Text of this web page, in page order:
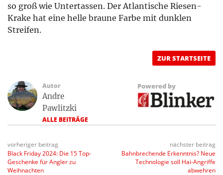
so groß wie Untertassen. Der Atlantische Riesen-
Krake hat eine helle braune Farbe mit dunklen
Streifen.
ZUR STARTSEITE
Autor
Andre
Pawlitzki
ALLE BEITRÄGE
Powered by
vorheriger beitrag
Black Friday 2024: Die 15 Top-
Geschenke für Angler zu
Weihnachten
nächster beitrag
Bahnbrechende Erkenntnis? Neue
Technologie soll Hai-Angriffe
abwehren